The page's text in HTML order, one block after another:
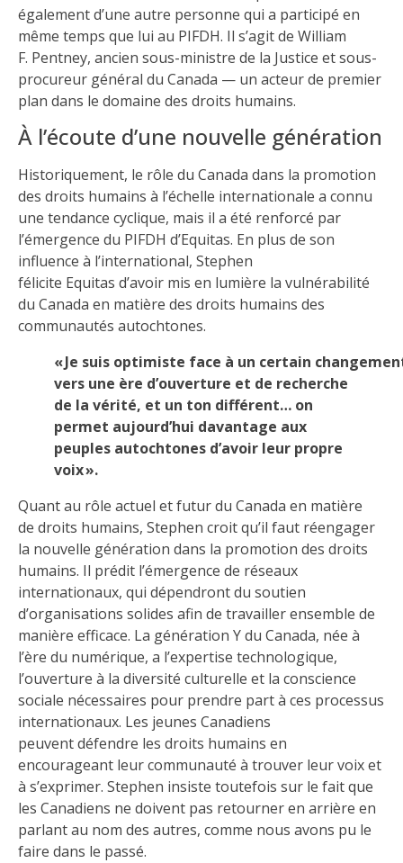
également d’une autre personne qui a participé en
même temps que lui au PIFDH. Il s’agit de William
F. Pentney, ancien sous-ministre de la Justice et sous-
procureur général du Canada — un acteur de premier
plan dans le domaine des droits humains.
À l’écoute d’une nouvelle génération
Historiquement, le rôle du Canada dans la promotion
des droits humains à l’échelle internationale a connu
une tendance cyclique, mais il a été renforcé par
l’émergence du PIFDH d’Equitas. En plus de son
influence à l’international, Stephen
félicite Equitas d’avoir mis en lumière la vulnérabilité
du Canada en matière des droits humains des
communautés autochtones.
« Je suis optimiste face à un certain
vers une ère d’ouverture et de recherche
de la vérité, et un ton différent… on
permet aujourd’hui davantage aux
peuples autochtones d’avoir leur propre
voix ».
Quant au rôle actuel et futur du Canada en matière
de droits humains, Stephen croit qu’il faut réengager
la nouvelle génération dans la promotion des droits
humains. Il prédit l’émergence de réseaux
internationaux, qui dépendront du soutien
d’organisations solides afin de travailler ensemble de
manière efficace. La génération Y du Canada, née à
l’ère du numérique, a l’expertise technologique,
l’ouverture à la diversité culturelle et la conscience
sociale nécessaires pour prendre part à ces processus
internationaux. Les jeunes Canadiens
peuvent défendre les droits humains en
encourageant leur communauté à trouver leur voix et
à s’exprimer. Stephen insiste toutefois sur le fait que
les Canadiens ne doivent pas retourner en arrière en
parlant au nom des autres, comme nous avons pu le
faire dans le passé.